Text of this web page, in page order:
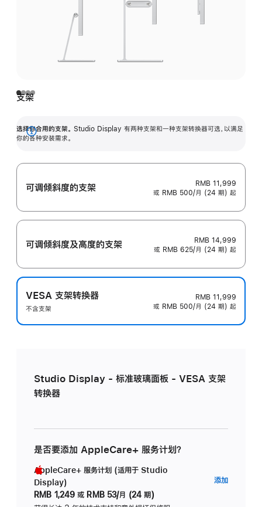
支架
选择你合用的支架。 Studio Display 有两种支架和一种支架转换器可选，以满足
你的各种安装需求。
展
可调倾斜度的支架
RMB 11,999
或 RMB 500/月 (24 期) 起
可调倾斜度及高‍度的支‍架
RMB 14,999
或 RMB 625/月 (24 期) 起
VESA 支架转换器
不含支架
RMB 11,999
或 RMB 500/月 (24 期) 起
Studio Display - 标准玻璃面板 - VESA 支架
转换器
是否要添加 AppleCare+ 服务计划？
AppleCare+ 服务计划 (适用于 Studio
Display)
RMB 1,249 或 RMB 53/月 (24 期)
添加